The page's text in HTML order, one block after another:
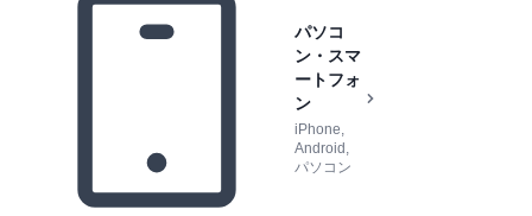
パソコ
ン・スマ
ートフォ
ン
iPhone,
Android,
パソコン